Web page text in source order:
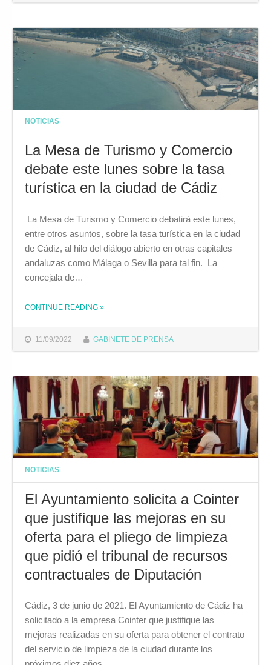
NOTICIAS
La Mesa de Turismo y Comercio
debate este lunes sobre la tasa
turística en la ciudad de Cádiz
11/09/2022 GABINETE DE PRENSA
La Mesa de Turismo y Comercio debatirá este lunes,
entre otros asuntos, sobre la tasa turística en la ciudad
de Cádiz, al hilo del diálogo abierto en otras capitales
andaluzas como Málaga o Sevilla para tal fin. La
concejala de…
CONTINUE READING THE "LA MESA DE TURISMO Y COMERCIO DEBATE ESTE LUNES SOBRE LA TASA TURÍSTICA EN LA CIUDAD DE CÁDIZ"
»
NOTICIAS
El Ayuntamiento solicita a Cointer
que justifique las mejoras en su
oferta para el pliego de limpieza
que pidió el tribunal de recursos
contractuales de Diputación
Cádiz, 3 de junio de 2021. El Ayuntamiento de Cádiz ha
solicitado a la empresa Cointer que justifique las
mejoras realizadas en su oferta para obtener el contrato
del servicio de limpieza de la ciudad durante los